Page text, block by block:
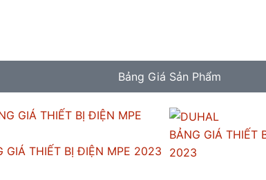
Bảng Giá Sản Phẩm
GIÁ THIẾT BỊ ĐIỆN MPE 2023
BẢNG GIÁ THIẾT
2023